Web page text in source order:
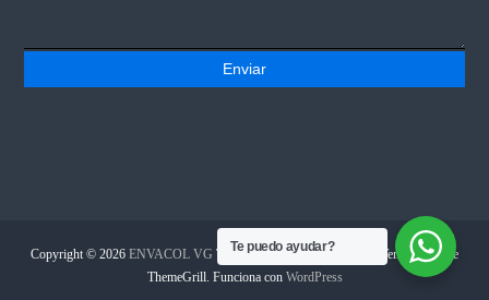
Copyright © 2026 ENVACOL VG Todos los derechos reservados. Tema: Flash de
ThemeGrill. Funciona con WordPress
Te puedo ayudar?